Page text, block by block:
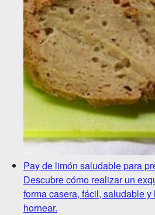
Pay de limón saludable para
Descubre cómo realizar un
forma casera, fácil, saludable
hornear.